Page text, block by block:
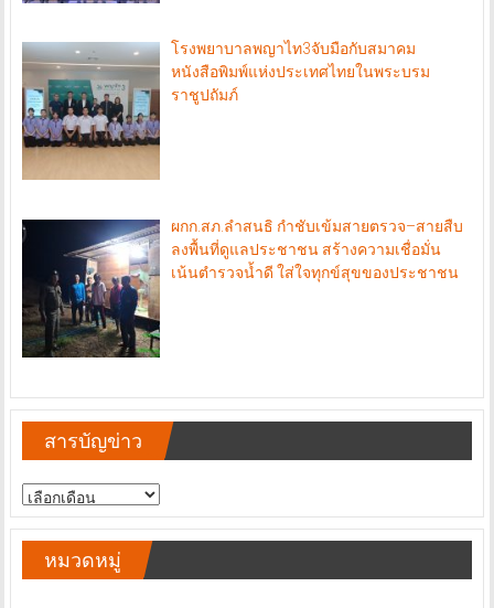
โรงพยาบาลพญาไท3จับมือกับสมาคม
หนังสือพิมพ์แห่งประเทศไทยในพระบรม
ราชูปถัมภ์
ผกก.สภ.ลำสนธิ กำชับเข้มสายตรวจ–สายสืบ
ลงพื้นที่ดูแลประชาชน สร้างความเชื่อมั่น
เน้นตำรวจน้ำดี ใส่ใจทุกข์สุขของประชาชน
สารบัญข่าว
สารบัญ
ข่าว
หมวดหมู่